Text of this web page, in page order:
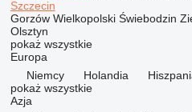
Szczecin
Gorzów Wielkopolski Świebodzin
Olsztyn
pokaż wszystkie
Europa
Niemcy
Holandia
pokaż wszystkie
Azja